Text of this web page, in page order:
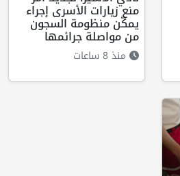
منع زيارات الأسرى إجراء
يمكّن منظومة السجون
من مواصلة جرائمها
منذ 8 ساعات